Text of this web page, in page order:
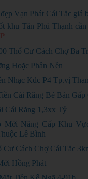
Vạn Phát Cái Tắc giá
khu Tân Phú Thạnh
Thổ Cư Cách Chợ Ba
Hoặc Phân Nền
Nhạc Kdc P4 Tp.vị
Cái Răng Bé Bán Gấp
Cái Răng 1,3xx Tỷ
Mới Nâng Cấp Khu
Lê Bình
Cư Cách Chợ Cái Tắc
Hồng Phát